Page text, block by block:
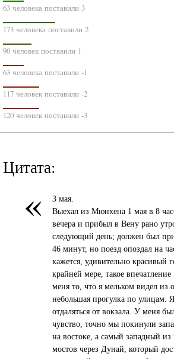
63 человека поставили 3
173 человека поставили 2
90 человек поставили 1
63 человека поставили -1
117 человек поставили -2
120 человек поставили -3
Цитата:
«
3 мая.
Выехал из Мюнхена 1 мая в 8
вечера и прибыл в Вену рано
следующий день; должен был
46 минут, но поезд опоздал на
кажется, удивительно красивый
крайней мере, такое
меня то, что я мельком видел из
небольшая прогулка по улицам.
отдаляться от вокзала. У меня
чувство, точно мы покинули
на востоке, а самый западный
мостов через Дунай, который